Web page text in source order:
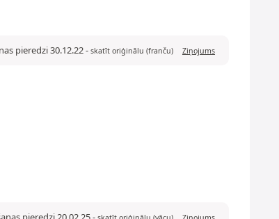
pieredzi 30.12.22- skatīt oriģinālu (franču) Ziņojums